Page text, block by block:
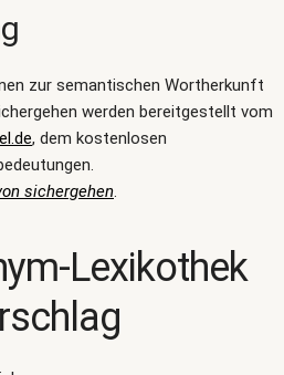
zur semantischen Wortherkunft
werden bereitgestellt vom
, dem kostenlosen
sichergehen.
Lexikothek